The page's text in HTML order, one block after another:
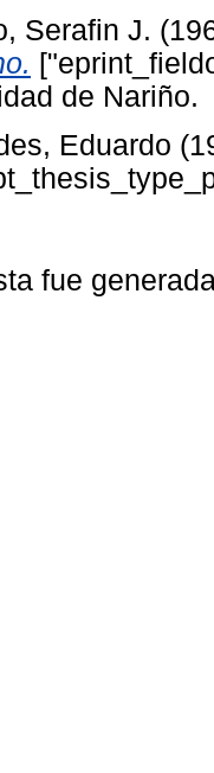
Serafin J.
de Nariño.
Eduardo
fue